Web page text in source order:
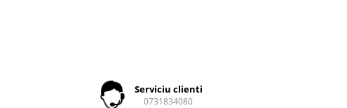
Serviciu clienti
0731834080